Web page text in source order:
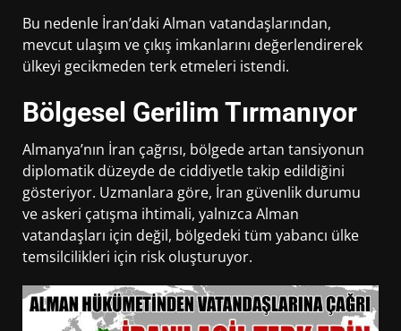
Bu nedenle İran’daki Alman vatandaşlarından,
mevcut ulaşım ve çıkış imkanlarını değerlendirerek
ülkeyi gecikmeden terk etmeleri istendi.
Bölgesel Gerilim Tırmanıyor
Almanya’nın İran çağrısı, bölgede artan tansiyonun
diplomatik düzeyde de ciddiyetle takip edildiğini
gösteriyor. Uzmanlara göre, İran güvenlik durumu
ve askeri çatışma ihtimali, yalnızca Alman
vatandaşları için değil, bölgedeki tüm yabancı ülke
temsilcilikleri için risk oluşturuyor.